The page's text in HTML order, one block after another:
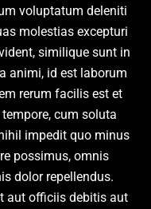
voluptatum deleniti
molestias excepturi
similique sunt in
animi, id est laborum
rerum facilis est et
cum soluta
impedit quo minus
possimus, omnis
dolor repellendus.
aut officiis debitis aut